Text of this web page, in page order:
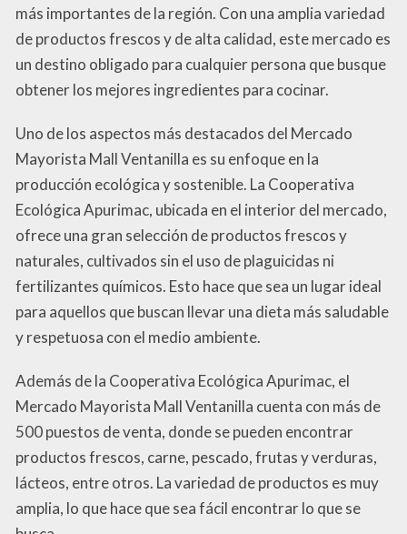
más importantes de la región. Con una amplia variedad
de productos frescos y de alta calidad, este mercado es
un destino obligado para cualquier persona que busque
obtener los mejores ingredientes para cocinar.
Uno de los aspectos más destacados del Mercado
Mayorista Mall Ventanilla es su enfoque en la
producción ecológica y sostenible. La Cooperativa
Ecológica Apurimac, ubicada en el interior del mercado,
ofrece una gran selección de productos frescos y
naturales, cultivados sin el uso de plaguicidas ni
fertilizantes químicos. Esto hace que sea un lugar ideal
para aquellos que buscan llevar una dieta más saludable
y respetuosa con el medio ambiente.
Además de la Cooperativa Ecológica Apurimac, el
Mercado Mayorista Mall Ventanilla cuenta con más de
500 puestos de venta, donde se pueden encontrar
productos frescos, carne, pescado, frutas y verduras,
lácteos, entre otros. La variedad de productos es muy
amplia, lo que hace que sea fácil encontrar lo que se